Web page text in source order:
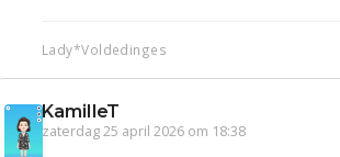
Lady*Voldedinges
KamilleT
zaterdag 25 april 2026 om 18:38